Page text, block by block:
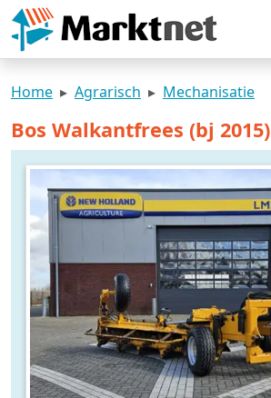
Home Agrarisch Mechanisatie
Bos Walkantfrees (bj 2015)